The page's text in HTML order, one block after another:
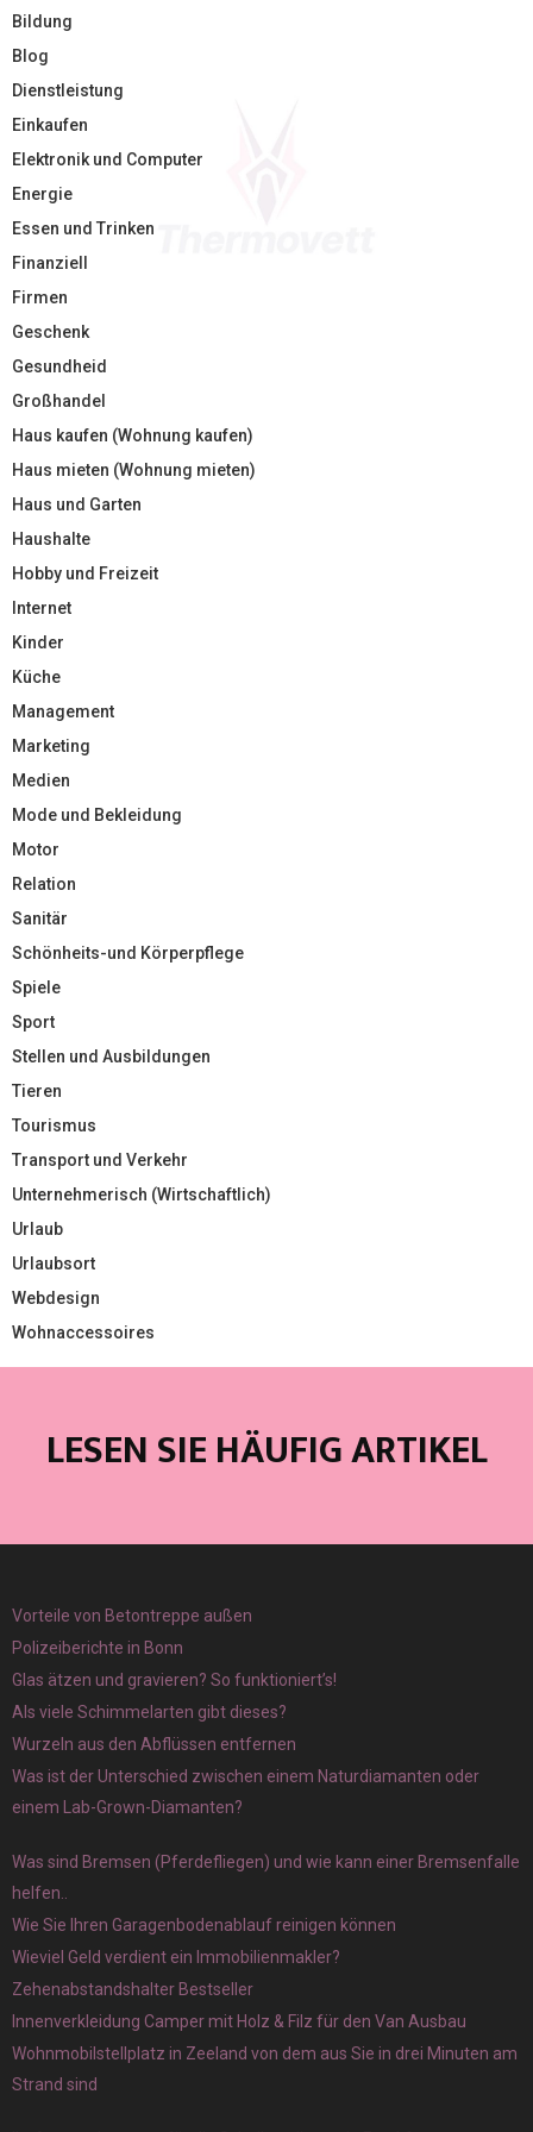
Bildung
Blog
Dienstleistung
Einkaufen
Elektronik und Computer
Energie
Essen und Trinken
Finanziell
Firmen
Geschenk
Gesundheid
Großhandel
Haus kaufen (Wohnung kaufen)
Haus mieten (Wohnung mieten)
Haus und Garten
Haushalte
Hobby und Freizeit
Internet
Kinder
Küche
Management
Marketing
Medien
Mode und Bekleidung
Motor
Relation
Sanitär
Schönheits-und Körperpflege
Spiele
Sport
Stellen und Ausbildungen
Tieren
Tourismus
Transport und Verkehr
Unternehmerisch (Wirtschaftlich)
Urlaub
Urlaubsort
Webdesign
Wohnaccessoires
LESEN SIE HÄUFIG ARTIKEL
Vorteile von Betontreppe außen
Polizeiberichte in Bonn
Glas ätzen und gravieren? So funktioniert’s!
Als viele Schimmelarten gibt dieses?
Wurzeln aus den Abflüssen entfernen
Was ist der Unterschied zwischen einem Naturdiamanten oder
einem Lab-Grown-Diamanten?
Was sind Bremsen (Pferdefliegen) und wie kann einer Bremsenfalle
helfen..
Wie Sie Ihren Garagenbodenablauf reinigen können
Wieviel Geld verdient ein Immobilienmakler?
Zehenabstandshalter Bestseller
Innenverkleidung Camper mit Holz & Filz für den Van Ausbau
Wohnmobilstellplatz in Zeeland von dem aus Sie in drei Minuten am
Strand sind